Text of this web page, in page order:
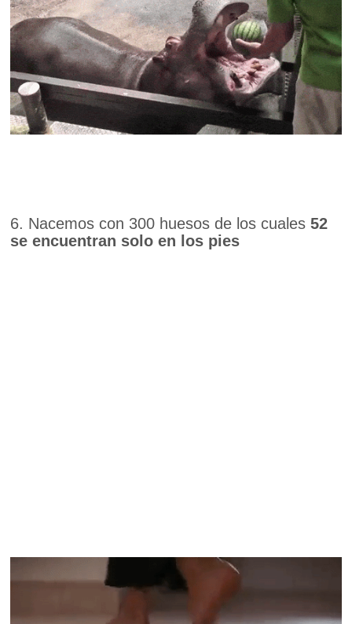
6. Nacemos con 300 huesos de los cuales52
se encuentran solo en los pies